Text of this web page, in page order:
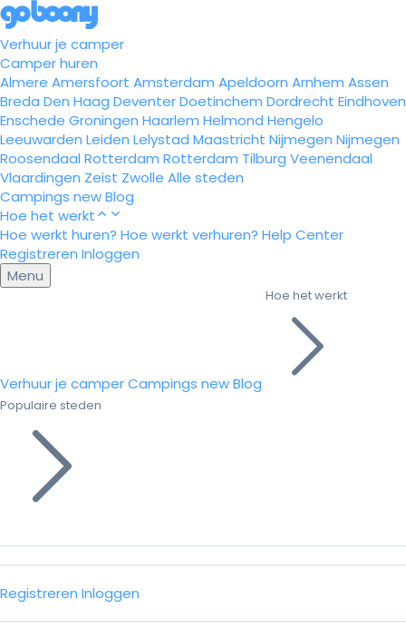
Verhuur je camper
Camper huren
Almere Amersfoort Amsterdam Apeldoorn Arnhem Assen
Breda Den Haag DeventerDoetinchem Dordrecht Eindhoven
Enschede Groningen Haarlem Helmond Hengelo
Leeuwarden Leiden Lelystad Maastricht Nijmegen Nijmegen
Roosendaal Rotterdam Rotterdam Tilburg Veenendaal
Vlaardingen Zeist Zwolle Alle steden
Campings newBlog
Hoe het werkt
Hoe werkt huren? Hoe werkt verhuren? Help Center
Registreren Inloggen
Menu
Verhuur je camperCampings newBlog
Hoe het werkt
Populaire steden
Registreren Inloggen